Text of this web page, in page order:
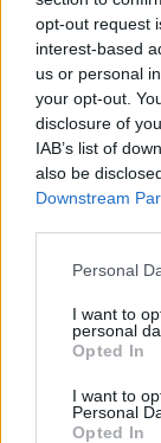
opt-out request
interest-based
us or personal
your opt-out.
disclosure of
IAB’s list of
also be
Downstream
Please note
not limited to
grant or deny
use your data
consent section.
Personal
I want to
personal
Opted In
I want to
Personal
Opted In
Notizie La